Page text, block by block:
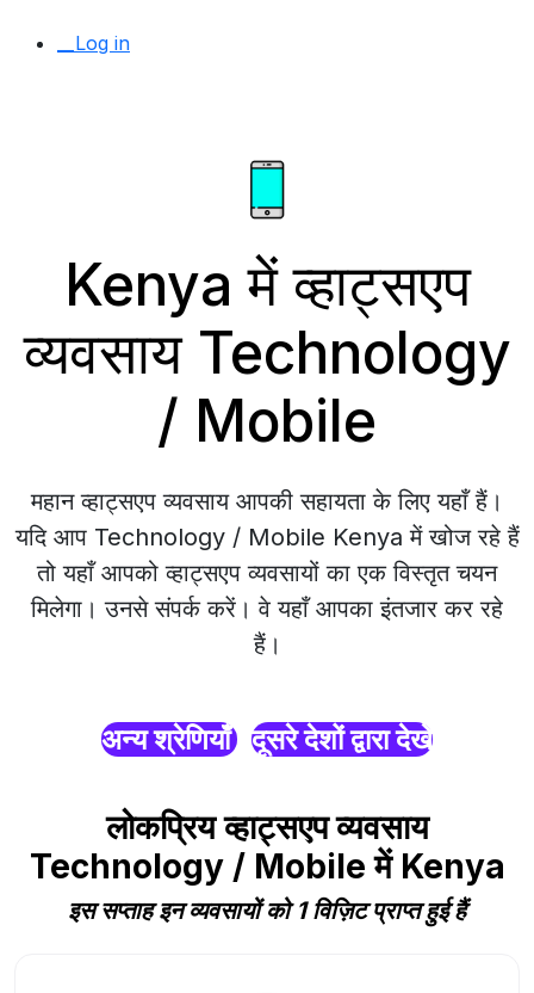
__Log in
Kenya में व्हाट्सएप
व्यवसाय Technology
/ Mobile
महान व्हाट्सएप व्यवसाय आपकी सहायता के लिए यहाँ हैं।
यदि आप Technology / Mobile Kenya में खोज रहे हैं
तो यहाँ आपको व्हाट्सएप व्यवसायों का एक विस्तृत चयन
मिलेगा। उनसे संपर्क करें। वे यहाँ आपका इंतजार कर रहे
हैं।
अन्य श्रेणियाँ दूसरे देशों द्वारा देखें
लोकप्रिय व्हाट्सएप व्यवसाय
Technology / Mobile में Kenya
इस सप्ताह इन व्यवसायों को 1 विज़िट प्राप्त हुई हैं